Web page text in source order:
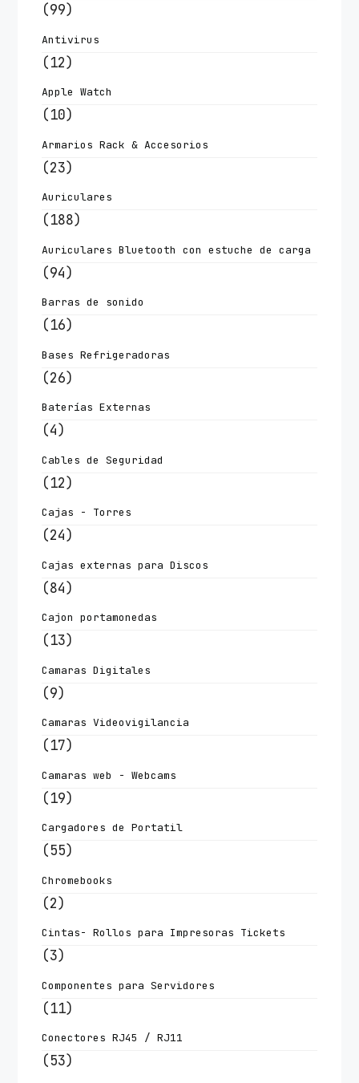
(99)
Antivirus
(12)
Apple Watch
(10)
Armarios Rack & Accesorios
(23)
Auriculares
(188)
Auriculares Bluetooth con estuche de carga
(94)
Barras de sonido
(16)
Bases Refrigeradoras
(26)
Baterías Externas
(4)
Cables de Seguridad
(12)
Cajas - Torres
(24)
Cajas externas para Discos
(84)
Cajon portamonedas
(13)
Camaras Digitales
(9)
Camaras Videovigilancia
(17)
Camaras web - Webcams
(19)
Cargadores de Portatil
(55)
Chromebooks
(2)
Cintas- Rollos para Impresoras Tickets
(3)
Componentes para Servidores
(11)
Conectores RJ45 / RJ11
(53)